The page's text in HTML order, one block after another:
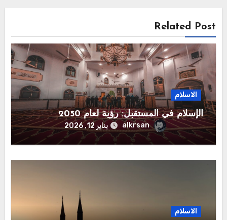
Related Post
الاسلام
الإسلام في المستقبل: رؤية لعام 2050
alkrsan يناير 12, 2026
الاسلام